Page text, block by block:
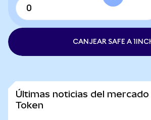
CANJEAR SAFE A
Últimas noticias del mercado
Token